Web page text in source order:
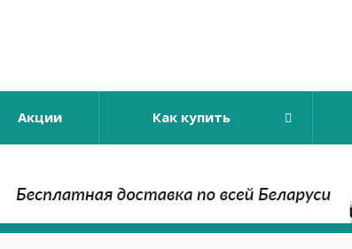
Акции Как купить